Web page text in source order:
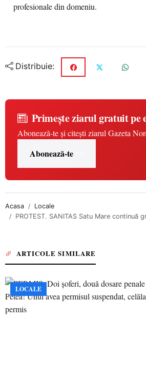
profesionale din domeniu.
Distribuie:
Primește ziarul gratuit pe
Abonează-te și citești ziarul Gazeta
Abonează-te
Acasa
Locale
PROTEST. SANITAS Satu Mare continuă
ARTICOLE SIMILARE
LOCALE